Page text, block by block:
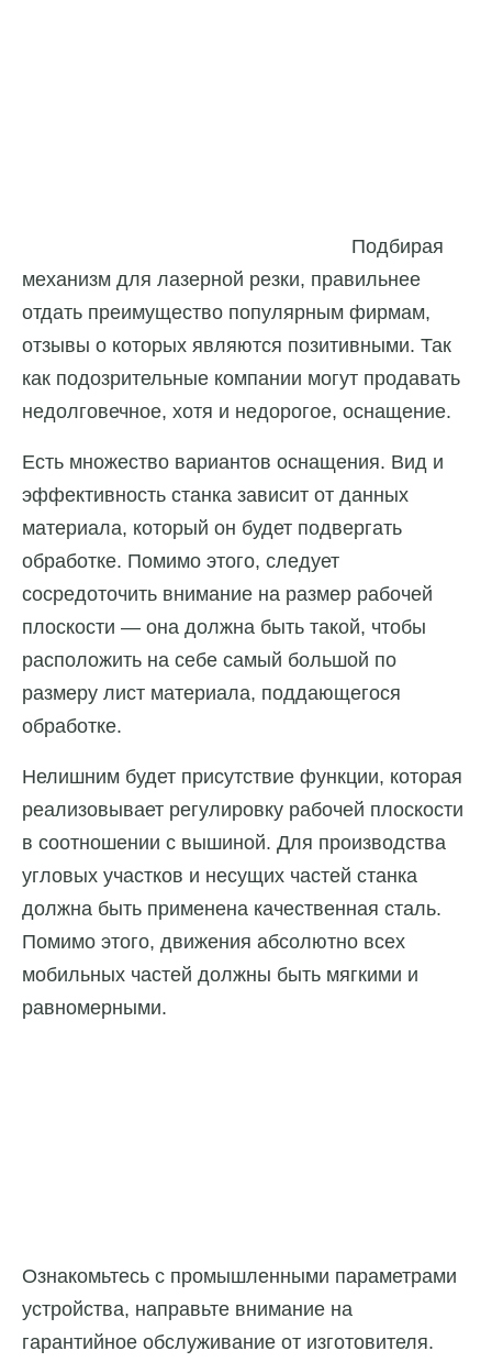
Подбирая
механизм для лазерной резки, правильнее
отдать преимущество популярным фирмам,
отзывы о которых являются позитивными. Так
как подозрительные компании могут продавать
недолговечное, хотя и недорогое, оснащение.
Есть множество вариантов оснащения. Вид и
эффективность станка зависит от данных
материала, который он будет подвергать
обработке. Помимо этого, следует
сосредоточить внимание на размер рабочей
плоскости — она должна быть такой, чтобы
расположить на себе самый большой по
размеру лист материала, поддающегося
обработке.
Нелишним будет присутствие функции, которая
реализовывает регулировку рабочей плоскости
в соотношении с вышиной. Для производства
угловых участков и несущих частей станка
должна быть применена качественная сталь.
Помимо этого, движения абсолютно всех
мобильных частей должны быть мягкими и
равномерными.
Ознакомьтесь с промышленными параметрами
устройства, направьте внимание на
гарантийное обслуживание от изготовителя.